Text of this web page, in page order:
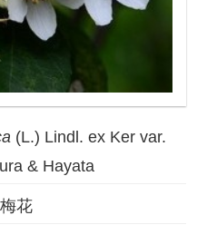
(L.) Lindl. ex Ker var.
& Hayata
花